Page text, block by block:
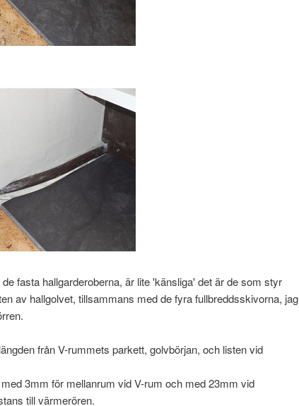
fasta hallgarderoberna, är lite 'känsliga' det är de som styr
av hallgolvet, tillsammans med de fyra fullbreddsskivorna, jag
från V-rummets parkett, golvbörjan, och listen vid
3mm för mellanrum vid V-rum och med 23mm vid
till värmerören.